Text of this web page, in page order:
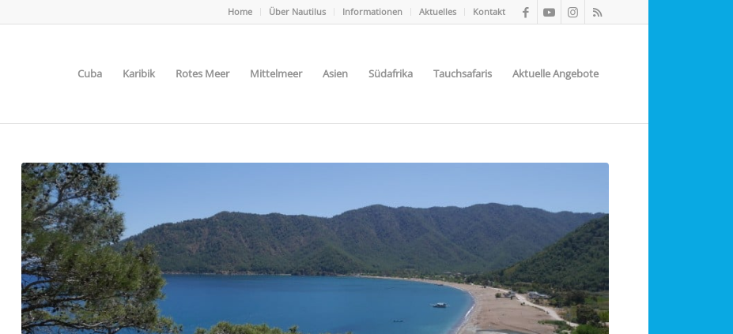
Home Über Nautilus Informationen Aktuelles Kontakt
Cuba Karibik Rotes Meer Mittelmeer Asien Südafrika Tauchsafaris Aktuelle Angebote